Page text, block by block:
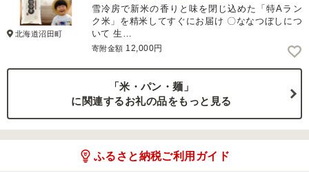
北海道沼田町
雪冷房で新米の香りと味を閉じ込めた「特Aラン
ク米」を精米してすぐにお届け 〇ななつぼしにつ
いて 生…
寄附金額 12,000円
「米・パン・麺」
に関連するお礼の品をもっと見る
ふるさと納税ご利用ガイド